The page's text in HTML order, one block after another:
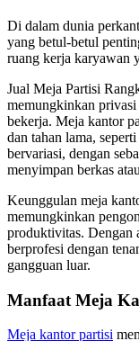
Di dalam dunia
yang betul-betul
ruang kerja karyawan
Jual Meja Partisi
memungkinkan
bekerja. Meja kantor
dan tahan lama,
bervariasi, dengan
menyimpan berkas
Keunggulan meja
memungkinkan
produktivitas. Dengan
berprofesi dengan
gangguan luar.
Manfaat Meja
Meja kantor partisi